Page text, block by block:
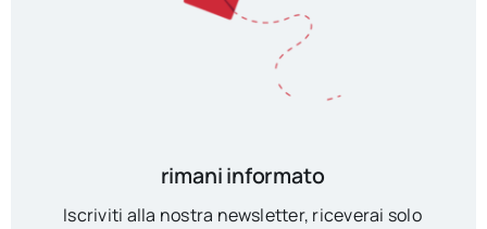
rimani informato
Iscriviti alla nostra newsletter, riceverai solo